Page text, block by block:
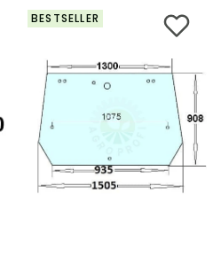
BESTSELLER